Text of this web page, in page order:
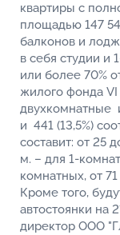
квартиры с
площадью 147
балконов и
в себя студии и
или более 70%
жилого фонда
двухкомнатные
и 441 (13,5%)
составит: от 25
м. – для 1-
комнатных, от
Кроме того,
автостоянки на
директор ООО